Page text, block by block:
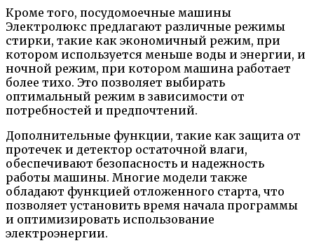
Кроме того, посудомоечные машины
Электролюкс предлагают различные режимы
стирки, такие как экономичный режим, при
котором используется меньше воды и энергии, и
ночной режим, при котором машина работает
более тихо. Это позволяет выбирать
оптимальный режим в зависимости от
потребностей и предпочтений.
Дополнительные функции, такие как защита от
протечек и детектор остаточной влаги,
обеспечивают безопасность и надежность
работы машины. Многие модели также
обладают функцией отложенного старта, что
позволяет установить время начала программы
и оптимизировать использование
электроэнергии.